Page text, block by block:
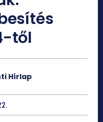
től
Hírlap